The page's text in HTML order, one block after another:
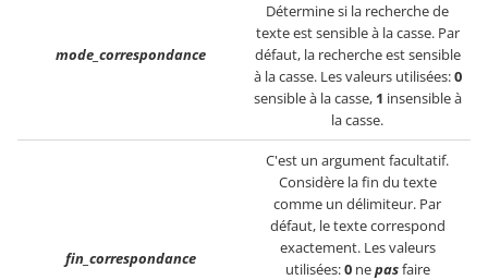
mode_correspondance
Détermine si la recherche de
texte est sensible à la casse. Par
défaut, la recherche est sensible
à la casse. Les valeurs utilisées:0
sensible à la casse, 1 insensible à
la casse.
fin_correspondance
C'est un argument facultatif.
Considère la fin du texte
comme un délimiteur. Par
défaut, le texte correspond
exactement. Les valeurs
utilisées:0nepasfaire